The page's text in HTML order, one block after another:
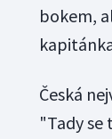
bokem,
Česká
"Tady se